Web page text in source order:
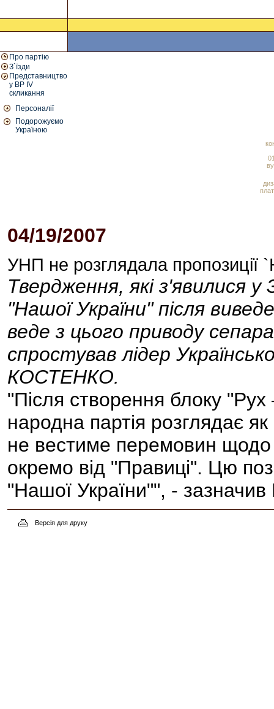
Про партію
З`їзди
Представництво
у ВР IV
скликання
Персоналії
Подорожуємо
Україною
04/19/2007
УНП не розглядала пропозиції
Твердження, які з'явилися
"Нашої України" після
веде з цього приводу
спростував лідер
КОСТЕНКО.
"Після створення блоку
народна партія розглядає
не вестиме перемовин
окремо від "Правиці". Цю
"Нашої України"", -
Версія для друку